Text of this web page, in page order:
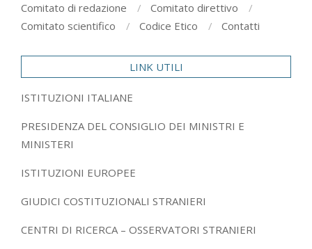
Comitato di redazione
Comitato direttivo
Comitato scientifico
Codice Etico Contatti
LINK UTILI
ISTITUZIONI ITALIANE
PRESIDENZA DEL CONSIGLIO DEI MINISTRI E
MINISTERI
ISTITUZIONI EUROPEE
GIUDICI COSTITUZIONALI STRANIERI
CENTRI DI RICERCA – OSSERVATORI STRANIERI